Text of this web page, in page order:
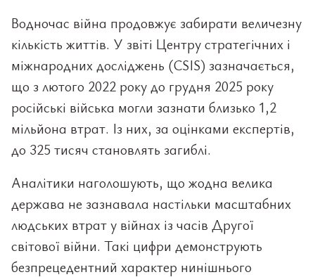
Водночас війна продовжує забирати величезну
кількість життів. У звіті Центру стратегічних і
міжнародних досліджень (CSIS) зазначається,
що з лютого 2022 року до грудня 2025 року
російські війська могли зазнати близько 1,2
мільйона втрат. Із них, за оцінками експертів,
до 325 тисяч становлять загиблі.
Аналітики наголошують, що жодна велика
держава не зазнавала настільки масштабних
людських втрат у війнах із часів Другої
світової війни. Такі цифри демонструють
безпрецедентний характер нинішнього